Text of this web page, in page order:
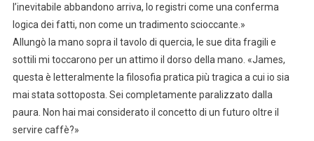
l’inevitabile abbandono arriva, lo registri come una conferma
logica dei fatti, non come un tradimento scioccante.»
Allungò la mano sopra il tavolo di quercia, le sue dita fragili e
sottili mi toccarono per un attimo il dorso della mano. «James,
questa è letteralmente la filosofia pratica più tragica a cui io sia
mai stata sottoposta. Sei completamente paralizzato dalla
paura. Non hai mai considerato il concetto di un futuro oltre il
servire caffè?»